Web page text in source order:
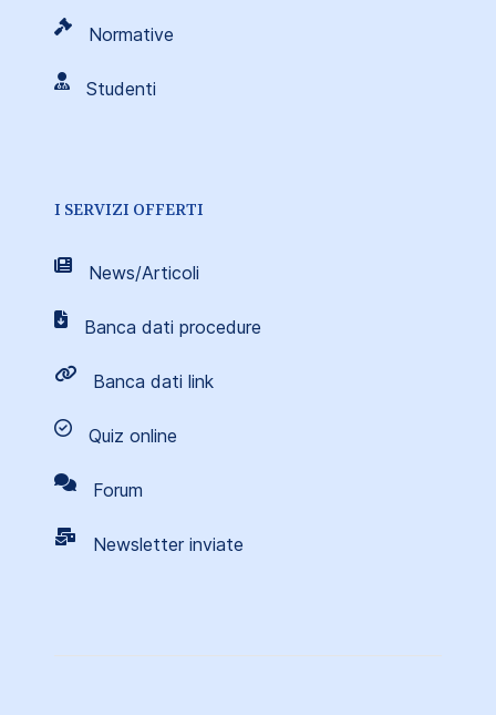
Normative
Studenti
I SERVIZI OFFERTI
News/Articoli
Banca dati procedure
Banca dati link
Quiz online
Forum
Newsletter inviate